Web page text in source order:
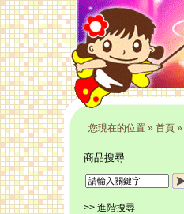
您現在的位置» 首頁»
商品搜尋
>> 進階搜尋